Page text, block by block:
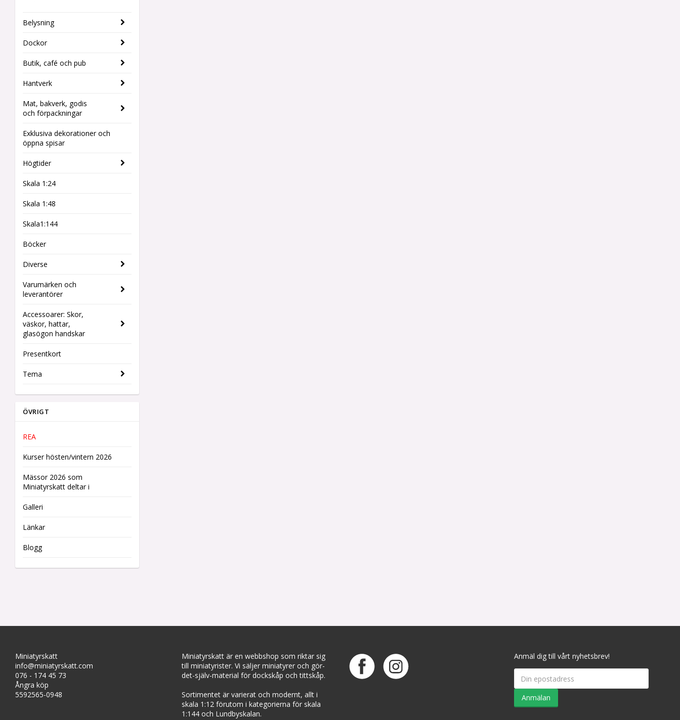
Belysning
Dockor
Butik, café och pub
Hantverk
Mat, bakverk, godis
och förpackningar
Exklusiva dekorationer och
öppna spisar
Högtider
Skala 1:24
Skala 1:48
Skala1:144
Böcker
Diverse
Varumärken och
leverantörer
Accessoarer: Skor,
väskor, hattar,
glasögon handskar
Presentkort
Tema
ÖVRIGT
REA
Kurser hösten/vintern 2026
Mässor 2026 som
Miniatyrskatt deltar i
Galleri
Länkar
Blogg
Miniatyrskatt
info@miniatyrskatt.com
076 - 174 45 73
Ångra köp
5592565-0948
Miniatyrskatt är en webbshop som riktar sig
till miniatyrister. Vi säljer miniatyrer och gör-
det-själv-material för dockskåp och tittskåp.
Sortimentet är varierat och modernt, allt i
skala 1:12 förutom i kategorierna för skala
1:144 och Lundbyskalan.
Anmäl dig till vårt nyhetsbrev!
Anmälan